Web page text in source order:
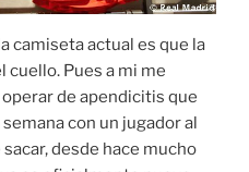
camiseta actual es que la
cuello. Pues a mi me
de apendicitis que
con un jugador al
desde hace mucho